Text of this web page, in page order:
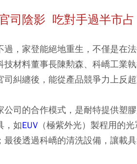
司陰影 吃對手過半市占
過，家登能絕地重生，不僅是在
技材料董事長陳勲森、科嶠工業
司糾纏後，能從產品競爭力上反超
公司的合作模式，是耐特提供塑
，如EUV （極紫外光）製程用的
最後透過科嶠的清洗設備，讓載